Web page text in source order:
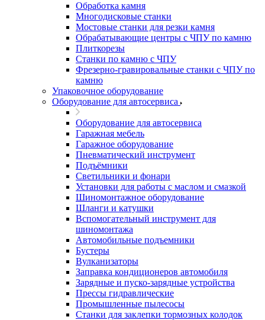
Обработка камня
Многодисковые станки
Мостовые станки для резки камня
Обрабатывающие центры с ЧПУ по камню
Плиткорезы
Станки по камню с ЧПУ
Фрезерно-гравировальные станки с ЧПУ по
камню
Упаковочное оборудование
Оборудование для автосервиса
Оборудование для автосервиса
Гаражная мебель
Гаражное оборудование
Пневматический инструмент
Подъёмники
Светильники и фонари
Установки для работы с маслом и смазкой
Шиномонтажное оборудование
Шланги и катушки
Вспомогательный инструмент для
шиномонтажа
Автомобильные подъемники
Бустеры
Вулканизаторы
Заправка кондиционеров автомобиля
Зарядные и пуско-зарядные устройства
Прессы гидравлические
Промышленные пылесосы
Станки для заклепки тормозных колодок